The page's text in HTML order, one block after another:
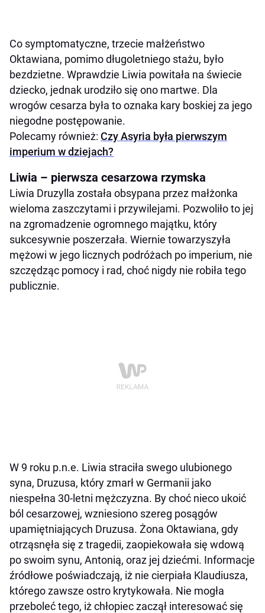
Co symptomatyczne, trzecie małżeństwo
Oktawiana, pomimo długoletniego stażu, było
bezdzietne. Wprawdzie Liwia powitała na świecie
dziecko, jednak urodziło się ono martwe. Dla
wrogów cesarza była to oznaka kary boskiej za jego
niegodne postępowanie.
Polecamy również: Czy Asyria była pierwszym
imperium w dziejach?
Liwia – pierwsza cesarzowa rzymska
Liwia Druzylla została obsypana przez małżonka
wieloma zaszczytami i przywilejami. Pozwoliło to jej
na zgromadzenie ogromnego majątku, który
sukcesywnie poszerzała. Wiernie towarzyszyła
mężowi w jego licznych podróżach po imperium, nie
szczędząc pomocy i rad, choć nigdy nie robiła tego
publicznie.
W 9 roku p.n.e. Liwia straciła swego ulubionego
syna, Druzusa, który zmarł w Germanii jako
niespełna 30-letni mężczyzna. By choć nieco ukoić
ból cesarzowej, wzniesiono szereg posągów
upamiętniających Druzusa. Żona Oktawiana, gdy
otrząsnęła się z tragedii, zaopiekowała się wdową
po swoim synu, Antonią, oraz jej dziećmi. Informacje
źródłowe poświadczają, iż nie cierpiała Klaudiusza,
którego zawsze ostro krytykowała. Nie mogła
przeboleć tego, iż chłopiec zaczął interesować się